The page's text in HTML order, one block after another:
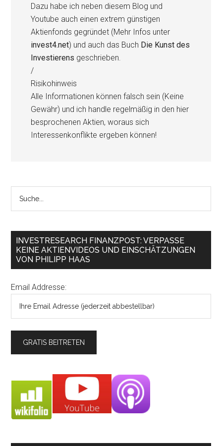
Dazu habe ich neben diesem Blog und
Youtube auch einen extrem günstigen
Aktienfonds gegründet (Mehr Infos unter
invest4.net) und auch das Buch Die Kunst des
Investierens geschrieben.
/
Risikohinweis
Alle Informationen können falsch sein (Keine
Gewähr) und ich handle regelmäßig in den hier
besprochenen Aktien, woraus sich
Interessenkonflikte ergeben können!
INVESTRESEARCH FINANZPOST: VERPASSE
KEINE AKTIENVIDEOS UND EINSCHÄTZUNGEN
VON PHILIPP HAAS
Email Addresse: